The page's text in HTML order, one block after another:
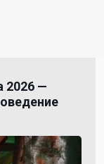
2026 —